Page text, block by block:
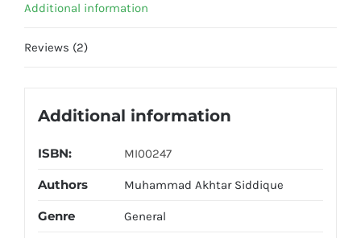
Additional information
Reviews (2)
Additional information
ISBN: MI00247
Authors Muhammad Akhtar Siddique
Genre General